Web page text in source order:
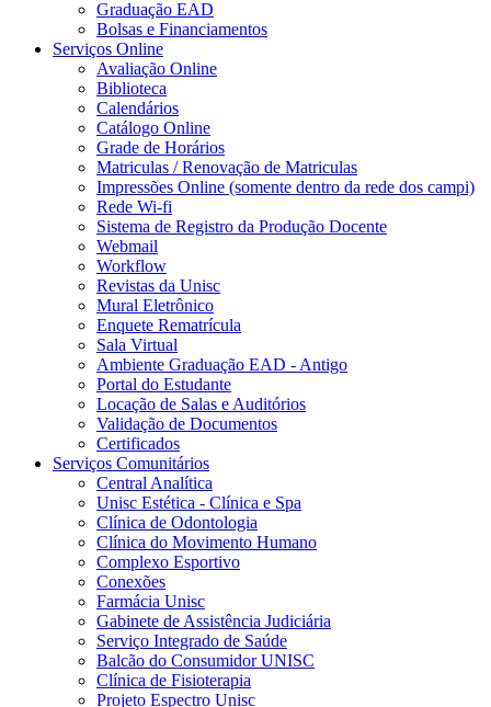
Graduação EAD
Bolsas e Financiamentos
Serviços Online
Avaliação Online
Biblioteca
Calendários
Catálogo Online
Grade de Horários
Matriculas / Renovação de Matriculas
Impressões Online (somente dentro da rede dos campi)
Rede Wi-fi
Sistema de Registro da Produção Docente
Webmail
Workflow
Revistas da Unisc
Mural Eletrônico
Enquete Rematrícula
Sala Virtual
Ambiente Graduação EAD - Antigo
Portal do Estudante
Locação de Salas e Auditórios
Validação de Documentos
Certificados
Serviços Comunitários
Central Analítica
Unisc Estética - Clínica e Spa
Clínica de Odontologia
Clínica do Movimento Humano
Complexo Esportivo
Conexões
Farmácia Unisc
Gabinete de Assistência Judiciária
Serviço Integrado de Saúde
Balcão do Consumidor UNISC
Clínica de Fisioterapia
Projeto Espectro Unisc